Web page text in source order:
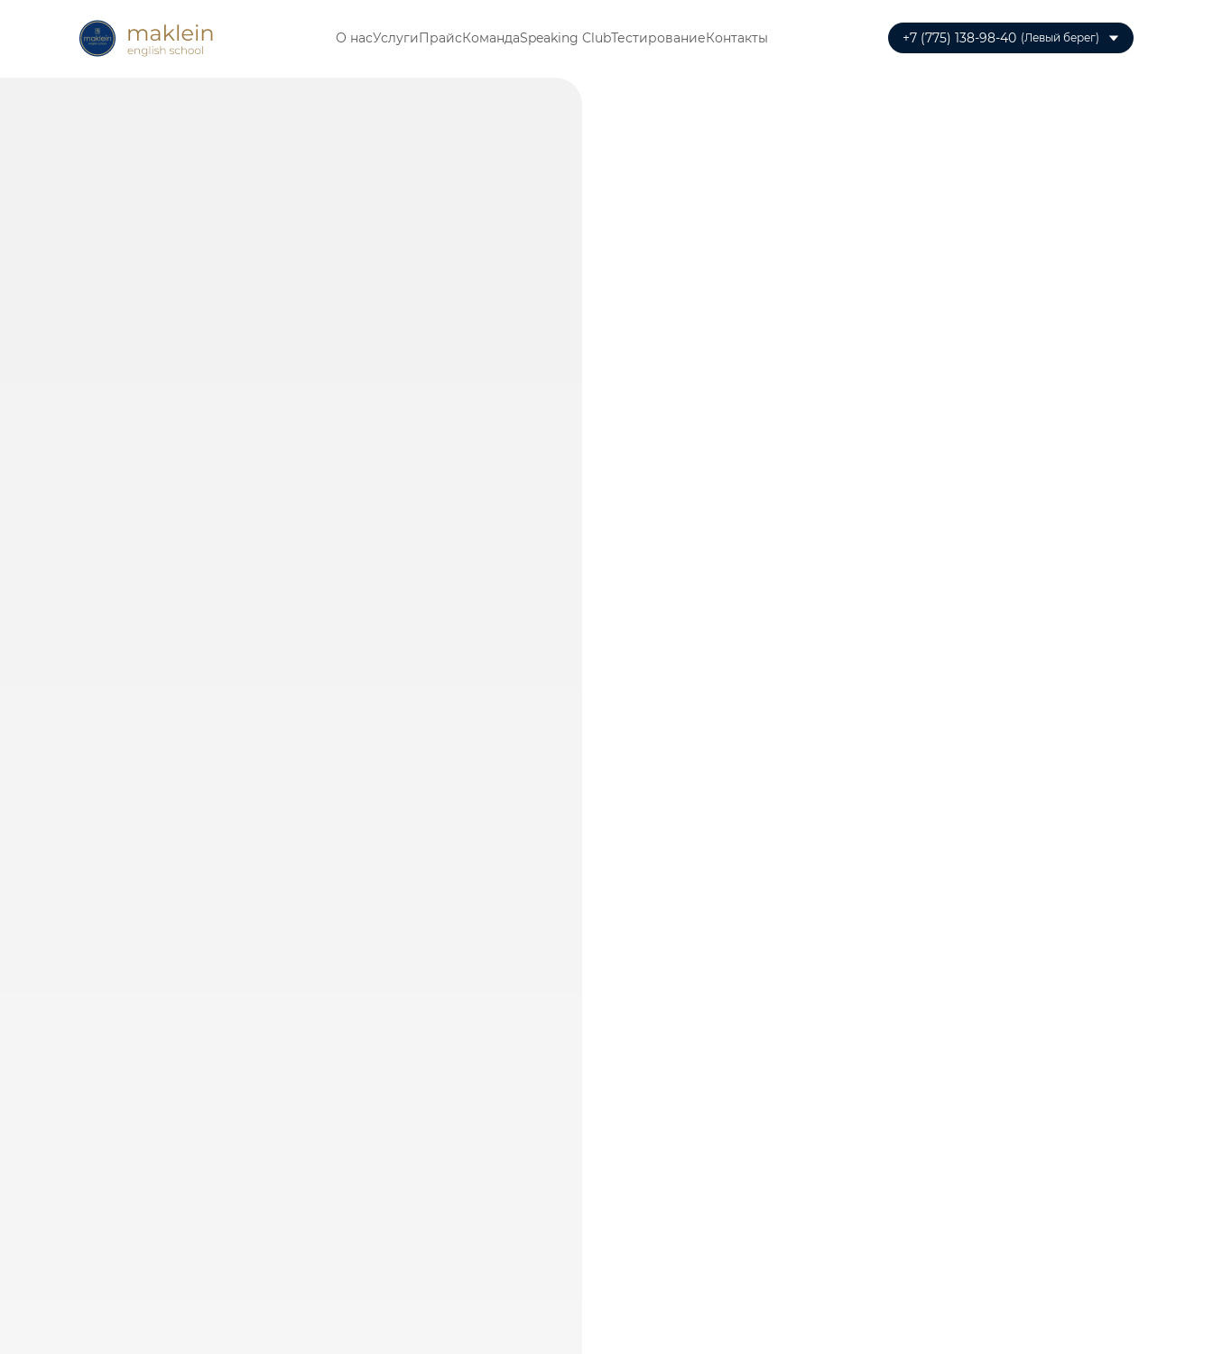
О насУслугиПрайсКомандаSpeaking ClubТестированиеКонтакты +7 (775) 138-98-40 (Левый берег)